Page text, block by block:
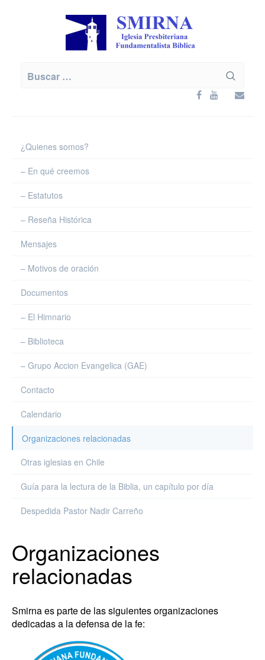
¿Quienes somos?
– En qué creemos
– Estatutos
– Reseña Histórica
Mensajes
– Motivos de oración
Documentos
– El Himnario
– Biblioteca
– Grupo Accion Evangelica (GAE)
Contacto
Calendario
Organizaciones relacionadas
Otras iglesias en Chile
Guía para la lectura de la Biblia, un capítulo por día
Despedida Pastor Nadir Carreño
Organizaciones
relacionadas
Smirna es parte de las siguientes organizaciones
dedicadas a la defensa de la fe: